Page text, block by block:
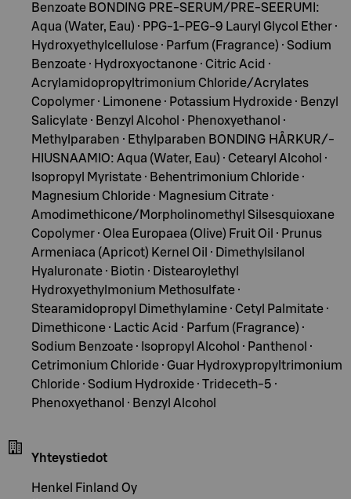
Benzoate BONDING PRE-SERUM/PRE-SEERUMI:
Aqua (Water, Eau) · PPG-1-PEG-9 Lauryl Glycol Ether ·
Hydroxyethylcellulose · Parfum (Fragrance) · Sodium
Benzoate · Hydroxyoctanone · Citric Acid ·
Acrylamidopropyltrimonium Chloride/Acrylates
Copolymer · Limonene · Potassium Hydroxide · Benzyl
Salicylate · Benzyl Alcohol · Phenoxyethanol ·
Methylparaben · Ethylparaben BONDING HÅRKUR/-
HIUSNAAMIO: Aqua (Water, Eau) · Cetearyl Alcohol ·
Isopropyl Myristate · Behentrimonium Chloride ·
Magnesium Chloride · Magnesium Citrate ·
Amodimethicone/Morpholinomethyl Silsesquioxane
Copolymer · Olea Europaea (Olive) Fruit Oil · Prunus
Armeniaca (Apricot) Kernel Oil · Dimethylsilanol
Hyaluronate · Biotin · Distearoylethyl
Hydroxyethylmonium Methosulfate ·
Stearamidopropyl Dimethylamine · Cetyl Palmitate ·
Dimethicone · Lactic Acid · Parfum (Fragrance) ·
Sodium Benzoate · Isopropyl Alcohol · Panthenol ·
Cetrimonium Chloride · Guar Hydroxypropyltrimonium
Chloride · Sodium Hydroxide · Trideceth-5 ·
Phenoxyethanol · Benzyl Alcohol
Yhteystiedot
Henkel Finland Oy